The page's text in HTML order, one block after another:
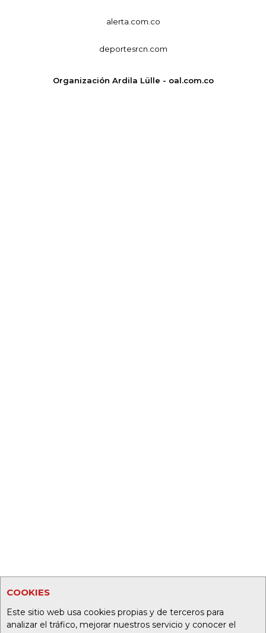
COOKIES
Este sitio web usa cookies propias y de terceros para
analizar el tráfico, mejorar nuestros servicio y conocer el
alerta.com.co
deportesrcn.com
Organización Ardila Lülle - oal.com.co